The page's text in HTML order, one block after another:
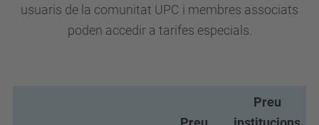
usuaris de la comunitat UPC i membres associats
poden accedir a tarifes especials.
Preu